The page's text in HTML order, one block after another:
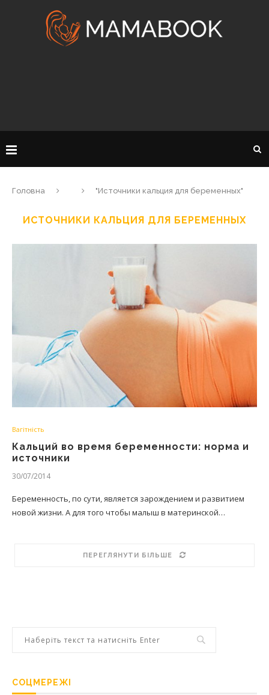
Головна "Источники кальция для беременных"
ИСТОЧНИКИ КАЛЬЦИЯ ДЛЯ БЕРЕМЕННЫХ
Вагітність
Кальций во время беременности: норма и
источники
30/07/2014
Беременность, по сути, является зарождением и развитием
новой жизни. А для того чтобы малыш в материнской…
ПЕРЕГЛЯНУТИ БІЛЬШЕ
СОЦМЕРЕЖІ